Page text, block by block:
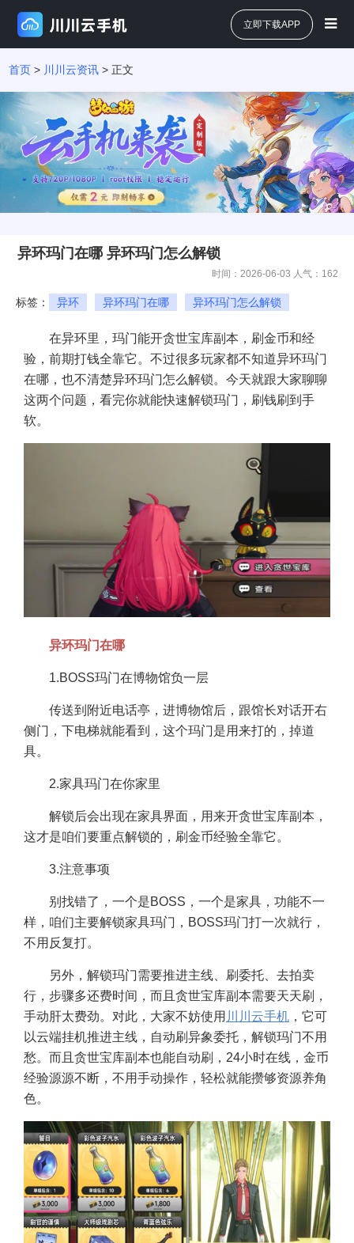
立即下载APP
首页 > 川川云资讯 > 正文
异环玛门在哪 异环玛门怎么解锁
时间：2026-06-03 人气： 162
标签： 异环 异环玛门在哪 异环玛门怎么解锁
在异环里，玛门能开贪世宝库副本，刷金币和经
验，前期打钱全靠它。不过很多玩家都不知道异环玛门
在哪，也不清楚异环玛门怎么解锁。今天就跟大家聊聊
这两个问题，看完你就能快速解锁玛门，刷钱刷到手
软。
异环玛门在哪
1.BOSS玛门在博物馆负一层
传送到附近电话亭，进博物馆后，跟馆长对话开右
侧门，下电梯就能看到，这个玛门是用来打的，掉道
具。
2.家具玛门在你家里
解锁后会出现在家具界面，用来开贪世宝库副本，
这才是咱们要重点解锁的，刷金币经验全靠它。
3.注意事项
别找错了，一个是BOSS，一个是家具，功能不一
样，咱们主要解锁家具玛门，BOSS玛门打一次就行，
不用反复打。
另外，解锁玛门需要推进主线、刷委托、去拍卖
行，步骤多还费时间，而且贪世宝库副本需要天天刷，
手动肝太费劲。对此，大家不妨使用 川川云手机 ，它可
以云端挂机推进主线，自动刷异象委托，解锁玛门不用
愁。而且贪世宝库副本也能自动刷，24小时在线，金币
经验源源不断，不用手动操作，轻松就能攒够资源养角
色。